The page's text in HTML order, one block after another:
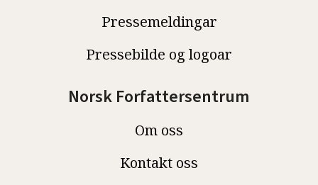
Pressemeldingar
Pressebilde og logoar
Norsk Forfattersentrum
Om oss
Kontakt oss